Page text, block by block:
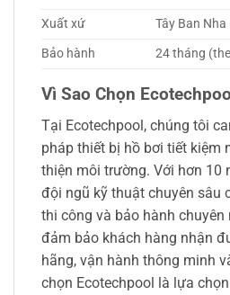
Xuất xứ
Tây Ban
Bảo hành
24 tháng
Vì Sao Chọn
Tại Ecotechpool, chúng tôi
pháp thiết bị hồ bơi tiết kiệm
thiện môi trường. Với hơn 10
đội ngũ kỹ thuật chuyên sâu
thi công và bảo hành chuyên
đảm bảo khách hàng nhận
hãng, vận hành thông minh
chọn Ecotechpool là lựa